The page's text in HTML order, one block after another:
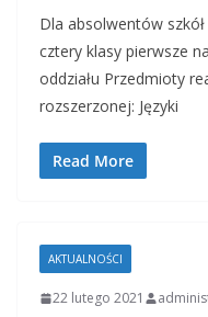
Dla absolwentów
cztery klasy pierwsze
oddziału Przedmioty
rozszerzonej: Języki
Read More
AKTUALNOŚCI
22 lutego 2021